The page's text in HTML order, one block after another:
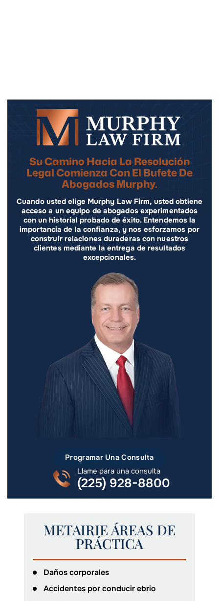
Su Camino Hacia La Resolución
Legal Comienza Con El Bufete De
Abogados Murphy.
Cuando usted elige Murphy Law Firm, usted obtiene
acceso a un equipo de abogados experimentados
con un historial probado de éxito. Entendemos la
importancia de la confianza, y nos esforzamos por
construir relaciones duraderas con nuestros
clientes mediante la entrega de resultados
excepcionales.
Programar Una Consulta
Llame para una consulta
(225) 928-8800
METAIRIE ÁREAS DE
PRÁCTICA
Daños corporales
Accidentes por conducir ebrio